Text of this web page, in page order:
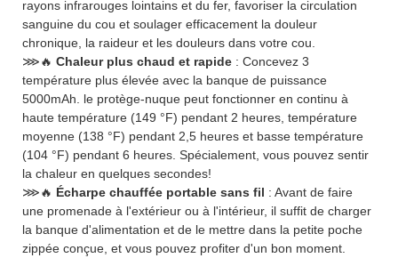
rayons infrarouges lointains et du fer, favoriser la circulation
sanguine du cou et soulager efficacement la douleur
chronique, la raideur et les douleurs dans votre cou.
⋙🔥 Chaleur plus chaud et rapide : Concevez 3
température plus élevée avec la banque de puissance
5000mAh. le protège-nuque peut fonctionner en continu à
haute température (149 °F) pendant 2 heures, température
moyenne (138 °F) pendant 2,5 heures et basse température
(104 °F) pendant 6 heures. Spécialement, vous pouvez sentir
la chaleur en quelques secondes!
⋙🔥 Écharpe chauffée portable sans fil : Avant de faire
une promenade à l'extérieur ou à l'intérieur, il suffit de charger
la banque d'alimentation et de le mettre dans la petite poche
zippée conçue, et vous pouvez profiter d'un bon moment.